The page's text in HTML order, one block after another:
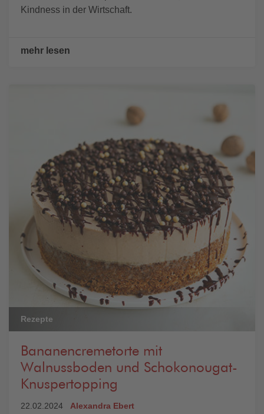
Kindness in der Wirtschaft.
mehr lesen
Rezepte
Bananencremetorte mit
Walnussboden und Schokonougat-
Knuspertopping
22.02.2024 Alexandra Ebert